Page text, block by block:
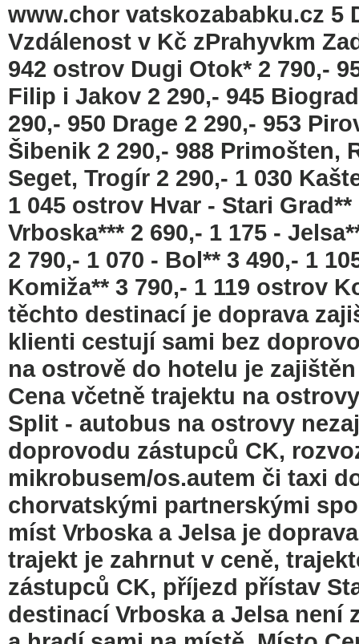
www.chor vatskozababku.cz 5
Vzdálenost v Kč zPrahyvkm
942 ostrov Dugi Otok* 2 790,-
Filip i Jakov 2 290,- 945
290,- 950 Drage 2 290,- 953
Šibenik 2 290,- 988 Primošten,
Seget, Trogír 2 290,- 1 030
1 045 ostrov Hvar - Stari Grad**
Vrboska*** 2 690,- 1 175 -
2 790,- 1 070 - Bol** 3 490,- 1
Komiža** 3 790,- 1 119 ostrov
těchto destinací je doprava
klienti cestují sami bez
na ostrově do hotelu je
Cena včetně trajektu na
Split - autobus na ostrovy
doprovodu zástupců CK,
mikrobusem/os.autem či taxi
chorvatskými partnerskými
míst Vrboska a Jelsa je
trajekt je zahrnut v ceně,
zástupců CK, příjezd přístav
destinací Vrboska a Jelsa